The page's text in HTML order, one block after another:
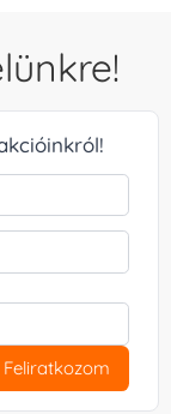
Feliratkozom